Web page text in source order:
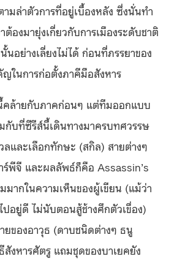
ามล่าตัวการที่อยู่เบื้องหลัง ซึ่งนั่นทำ
ต้องมายุ่งเกี่ยวกับการเมืองระดับชาติ
อย่างเลี่ยงไม่ได้ ก่อนที่ภรรยาของ
ในการก่อตั้งภาคีมือสังหาร
คล้ายกับภาคก่อนๆ แต่ทีมออกแบบ
กับที่ซีรีส์นี้เดินทางมาครบทศวรรษ
ลและเลือกทักษะ (สกิล) สายต่างๆ
ร์พีจี และผลลัพธ์ก็คือ Assassin’s
มากในความเห็นของผู้เขียน (แม้ว่า
ปอยู่ดี ไม่นับตอนสู้ช้างศึกตัวเขื่อง)
ยของอาวุธ (ดาบชนิดต่างๆ ธนู
สังหารศัตรู แถมชุดของบาเยคยัง